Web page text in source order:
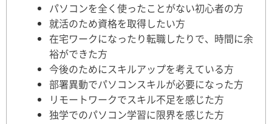
パソコンを全く使ったことがない初心者の方
就活のため資格を取得したい方
在宅ワークになったり転職したりで、時間に余
裕ができた方
今後のためにスキルアップを考えている方
部署異動でパソコンスキルが必要になった方
リモートワークでスキル不足を感じた方
独学でのパソコン学習に限界を感じた方